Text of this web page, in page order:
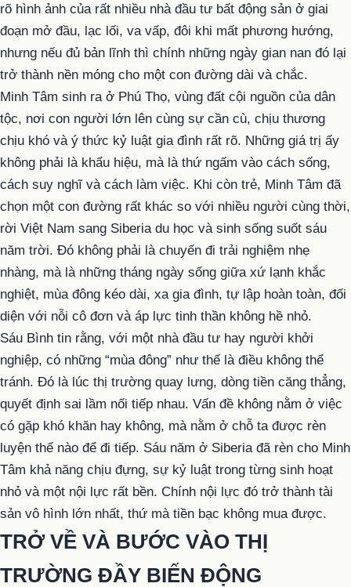
rõ hình ảnh của rất nhiều nhà đầu tư bất động sản ở giai
đoạn mở đầu, lạc lối, va vấp, đôi khi mất phương hướng,
nhưng nếu đủ bản lĩnh thì chính những ngày gian nan đó lại
trở thành nền móng cho một con đường dài và chắc.
Minh Tâm sinh ra ở Phú Thọ, vùng đất cội nguồn của dân
tộc, nơi con người lớn lên cùng sự cần cù, chịu thương
chịu khó và ý thức kỷ luật gia đình rất rõ. Những giá trị ấy
không phải là khẩu hiệu, mà là thứ ngấm vào cách sống,
cách suy nghĩ và cách làm việc. Khi còn trẻ, Minh Tâm đã
chọn một con đường rất khác so với nhiều người cùng thời,
rời Việt Nam sang Siberia du học và sinh sống suốt sáu
năm trời. Đó không phải là chuyến đi trải nghiệm nhẹ
nhàng, mà là những tháng ngày sống giữa xứ lạnh khắc
nghiệt, mùa đông kéo dài, xa gia đình, tự lập hoàn toàn, đối
diện với nỗi cô đơn và áp lực tinh thần không hề nhỏ.
Sáu Bình tin rằng, với một nhà đầu tư hay người khởi
nghiệp, có những “mùa đông” như thế là điều không thể
tránh. Đó là lúc thị trường quay lưng, dòng tiền căng thẳng,
quyết định sai lầm nối tiếp nhau. Vấn đề không nằm ở việc
có gặp khó khăn hay không, mà nằm ở chỗ ta được rèn
luyện thế nào để đi tiếp. Sáu năm ở Siberia đã rèn cho Minh
Tâm khả năng chịu đựng, sự kỷ luật trong từng sinh hoạt
nhỏ và một nội lực rất bền. Chính nội lực đó trở thành tài
sản vô hình lớn nhất, thứ mà tiền bạc không mua được.
TRỞ VỀ VÀ BƯỚC VÀO THỊ
TRƯỜNG ĐẦY BIẾN ĐỘNG